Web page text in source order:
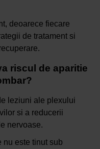
deoarece fiecare
de tratament si
riscul de aparitie
leziuni ale plexului
si a reducerii
nervoase.
nu este tinut sub